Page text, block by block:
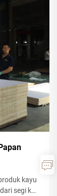
kayu
segi kos